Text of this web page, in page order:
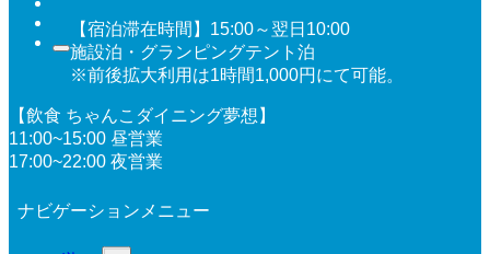
【宿泊滞在時間】15:00～翌日10:00
施設泊・グランピングテント泊
※前後拡大利用は1時間1,000円にて可能。
【飲食 ちゃんこダイニング夢想】
11:00~15:00 昼営業
17:00~22:00 夜営業
ナビゲーションメニュー